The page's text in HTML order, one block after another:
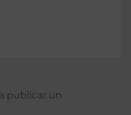
publicar un